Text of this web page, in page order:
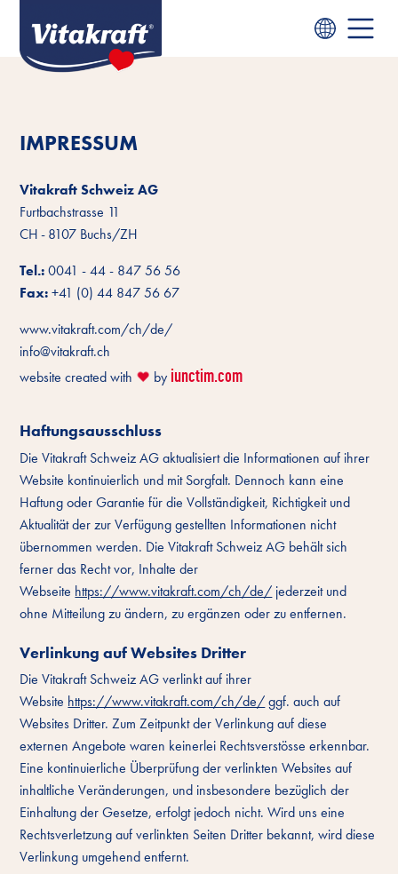
IMPRESSUM
Vitakraft Schweiz AG
Furtbachstrasse 11
CH - 8107 Buchs/ZH
Tel.:0041 - 44 - 847 56 56
Fax:+41 (0) 44 847 56 67
www.vitakraft.com/ch/de/
info@vitakraft.ch
website created with ❤️ by iunctim.com
Haftungsausschluss
Die Vitakraft Schweiz AG aktualisiert die Informationen auf ihrer
Website kontinuierlich und mit Sorgfalt. Dennoch kann eine
Haftung oder Garantie für die Vollständigkeit, Richtigkeit und
Aktualität der zur Verfügung gestellten Informationen nicht
übernommen werden. Die Vitakraft Schweiz AG behält sich
ferner das Recht vor, Inhalte der
Webseite https://www.vitakraft.com/ch/de/ jederzeit und
ohne Mitteilung zu ändern, zu ergänzen oder zu entfernen.
Verlinkung auf Websites Dritter
Die Vitakraft Schweiz AG verlinkt auf ihrer
Website https://www.vitakraft.com/ch/de/ggf. auch auf
Websites Dritter. Zum Zeitpunkt der Verlinkung auf diese
externen Angebote waren keinerlei Rechtsverstösse erkennbar.
Eine kontinuierliche Überprüfung der verlinkten Websites auf
inhaltliche Veränderungen, und insbesondere bezüglich der
Einhaltung der Gesetze, erfolgt jedoch nicht. Wird uns eine
Rechtsverletzung auf verlinkten Seiten Dritter bekannt, wird diese
Verlinkung umgehend entfernt.